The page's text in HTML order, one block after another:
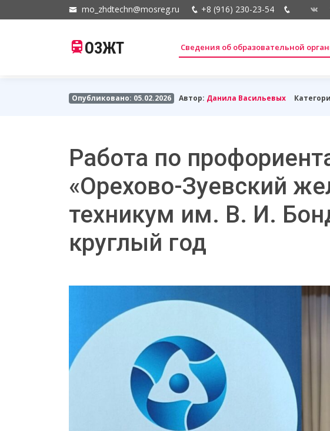
mo_zhdtechn@mosreg.ru +8 (916) 230-23-54
ОЗЖТ Сведения об образовательной
Опубликовано: 05.02.2026 Автор: Данила Васильевых
Работа по
«Орехово-Зуевский
техникум им. В. И.
круглый год